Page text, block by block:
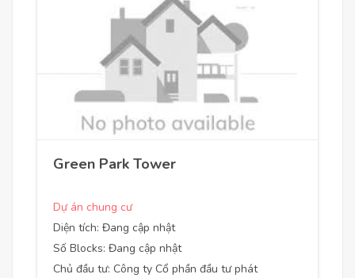
Green Park Tower
Dự án chung cư
Diện tích: Đang cập nhật
Số Blocks: Đang cập nhật
Chủ đầu tư: Công ty Cổ phần đầu tư phát